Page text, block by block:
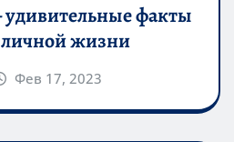
факты
жизни
Фев 17, 2023